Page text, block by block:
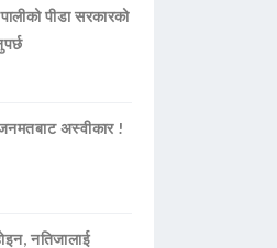
पीडा सरकारको
अस्वीकार !
नतिजालाई